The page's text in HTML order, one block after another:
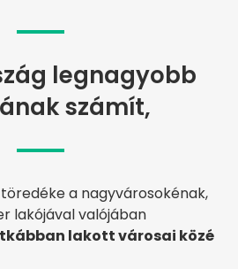
legnagyobb
számít,
a nagyvárosokénak,
lakójával valójában
lakott városai közé